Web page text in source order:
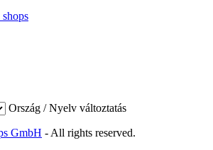
Ország / Nyelv változtatás
GmbH - All rights reserved.